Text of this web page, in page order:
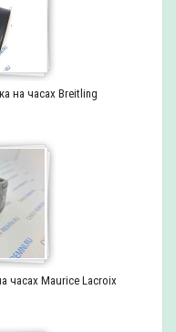
на часах Breitling
часах Maurice Lacroix